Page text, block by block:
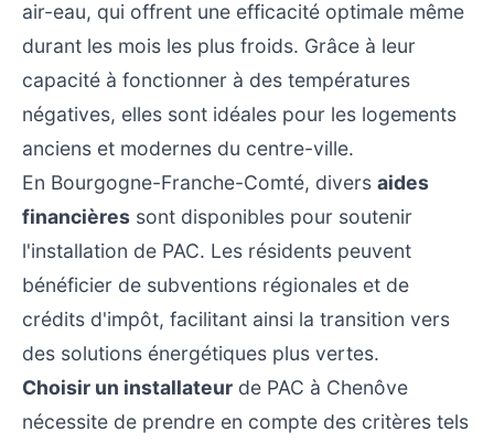
air-eau, qui offrent une efficacité optimale même
durant les mois les plus froids. Grâce à leur
capacité à fonctionner à des températures
négatives, elles sont idéales pour les logements
anciens et modernes du centre-ville.
En Bourgogne-Franche-Comté, divers aides
financières sont disponibles pour soutenir
l'installation de PAC. Les résidents peuvent
bénéficier de subventions régionales et de
crédits d'impôt, facilitant ainsi la transition vers
des solutions énergétiques plus vertes.
Choisir un installateur de PAC à Chenôve
nécessite de prendre en compte des critères tels